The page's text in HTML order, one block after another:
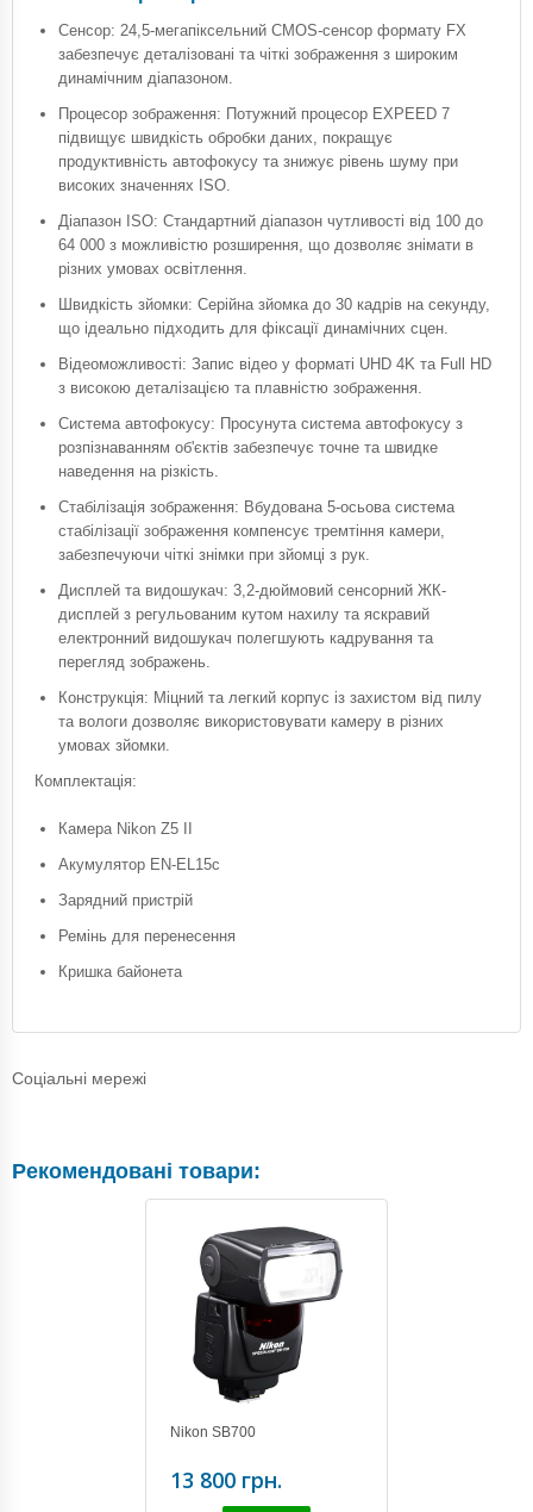
Сенсор: 24,5-мегапіксельний CMOS-сенсор формату FX
забезпечує деталізовані та чіткі зображення з широким
динамічним діапазоном.​
Процесор зображення: Потужний процесор EXPEED 7
підвищує швидкість обробки даних, покращує
продуктивність автофокусу та знижує рівень шуму при
високих значеннях ISO.​
Діапазон ISO: Стандартний діапазон чутливості від 100 до
64 000 з можливістю розширення, що дозволяє знімати в
різних умовах освітлення.​
Швидкість зйомки: Серійна зйомка до 30 кадрів на секунду,
що ідеально підходить для фіксації динамічних сцен.​
Відеоможливості: Запис відео у форматі UHD 4K та Full HD
з високою деталізацією та плавністю зображення.​
Система автофокусу: Просунута система автофокусу з
розпізнаванням об'єктів забезпечує точне та швидке
наведення на різкість.​
Стабілізація зображення: Вбудована 5-осьова система
стабілізації зображення компенсує тремтіння камери,
забезпечуючи чіткі знімки при зйомці з рук.​
Дисплей та видошукач: 3,2-дюймовий сенсорний ЖК-
дисплей з регульованим кутом нахилу та яскравий
електронний видошукач полегшують кадрування та
перегляд зображень.​
Конструкція: Міцний та легкий корпус із захистом від пилу
та вологи дозволяє використовувати камеру в різних
умовах зйомки.​
Комплектація:
Камера Nikon Z5 II​
Акумулятор EN-EL15c​
Зарядний пристрій​
Ремінь для перенесення​
Кришка байонета
Соціальні мережі
Рекомендовані товари:
Nikon SB700
13 800 грн.